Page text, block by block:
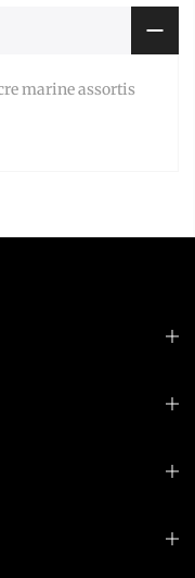
marine assortis